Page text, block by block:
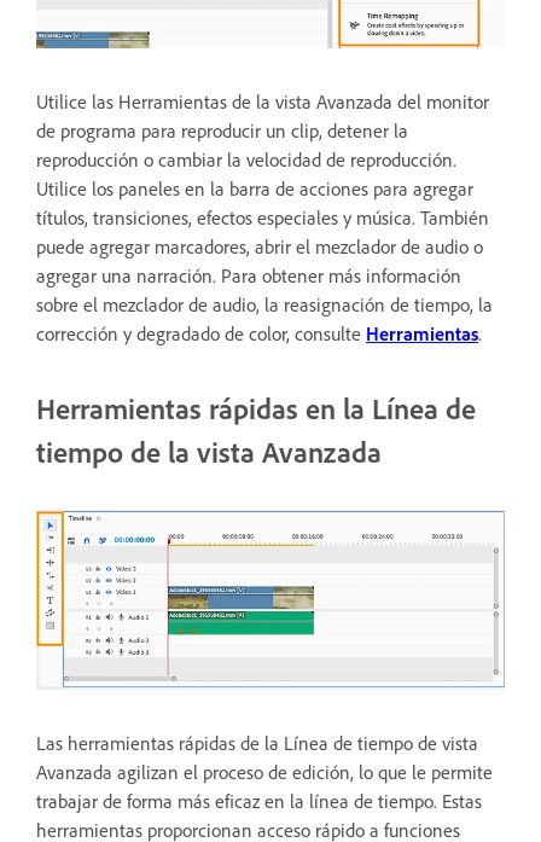
Utilice las Herramientas de la vista Avanzada del monitor
de programa para reproducir un clip, detener la
reproducción o cambiar la velocidad de reproducción.
Utilice los paneles en la barra de acciones para agregar
títulos, transiciones, efectos especiales y música. También
puede agregar marcadores, abrir el mezclador de audio o
agregar una narración. Para obtener más información
sobre el mezclador de audio, la reasignación de tiempo, la
corrección y degradado de color, consulte Herramientas.
Herramientas rápidas en la Línea de
tiempo de la vista Avanzada
Las herramientas rápidas de la Línea de tiempo de vista
Avanzada agilizan el proceso de edición, lo que le permite
trabajar de forma más eficaz en la línea de tiempo. Estas
herramientas proporcionan acceso rápido a funciones